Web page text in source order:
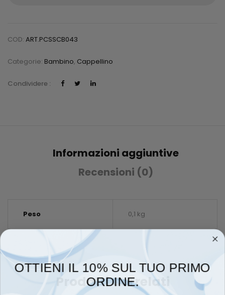
COD: ART.PCSSCB043
Categorie: Bambino, Cappellino
Condividere :
Informazioni aggiuntive
Recensioni (0)
Peso 0,1 kg
Prodotti Correlati
OTTIENI IL 10% SUL TUO PRIMO
ORDINE.